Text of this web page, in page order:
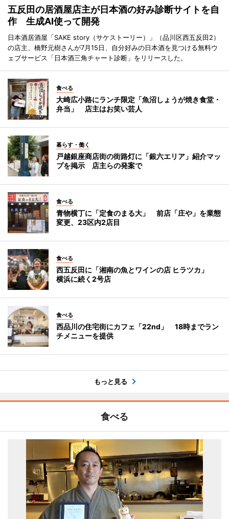
五反田の居酒屋店主が日本酒の好み診断サイトを自
作 生成AI使って開発
日本酒居酒屋「SAKE story（サケストーリー）」（品川区西五反田2）
の店主、橋野元樹さんが7月15日、自分好みの日本酒を見つける無料ウ
ェブサービス「日本酒三角チャート診断」をリリースした。
食べる
大崎広小路にランチ限定「魚沼しょうが焼き食堂・
弁当」 店主はお笑い芸人
暮らす・働く
戸越銀座商店街の街路灯に「銀六エリア」紹介マッ
プを掲示 店主らの発案で
食べる
青物横丁に「定食のまる大」 前店「庄や」を業態
変更、23区内2店目
食べる
西五反田に「湘南の魚とワインの店 ヒラツカ」
横浜に続く2号店
食べる
西品川の住宅街にカフェ「22nd」 18時までラン
チメニューを提供
もっと見る
食べる